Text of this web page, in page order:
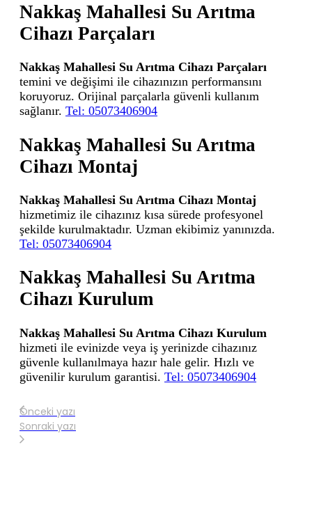
Nakkaş Mahallesi Su Arıtma
Cihazı Parçaları
Nakkaş Mahallesi Su Arıtma Cihazı Parçaları
temini ve değişimi ile cihazınızın performansını
koruyoruz. Orijinal parçalarla güvenli kullanım
sağlanır. Tel: 05073406904
Nakkaş Mahallesi Su Arıtma
Cihazı Montaj
Nakkaş Mahallesi Su Arıtma Cihazı Montaj
hizmetimiz ile cihazınız kısa sürede profesyonel
şekilde kurulmaktadır. Uzman ekibimiz yanınızda.
Tel: 05073406904
Nakkaş Mahallesi Su Arıtma
Cihazı Kurulum
Nakkaş Mahallesi Su Arıtma Cihazı Kurulum
hizmeti ile evinizde veya iş yerinizde cihazınız
güvenle kullanılmaya hazır hale gelir. Hızlı ve
güvenilir kurulum garantisi. Tel: 05073406904
Önceki yazı
Sonraki yazı